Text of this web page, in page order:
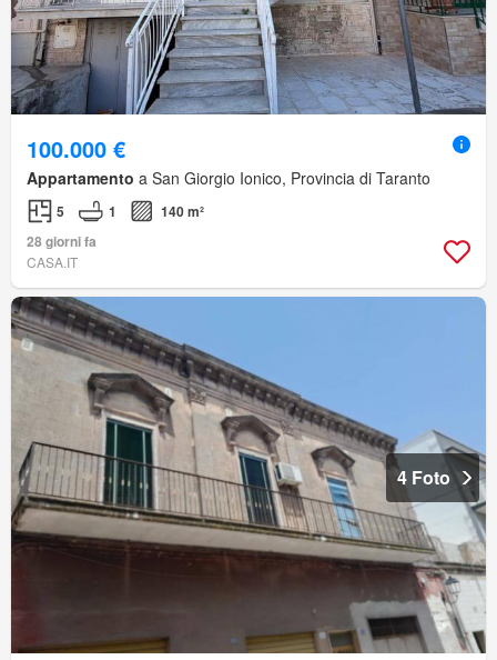
100.000 €
Appartamento a San Giorgio Ionico, Provincia di Taranto
5 1
140 m²
28 giorni fa
CASA.IT
4 Foto